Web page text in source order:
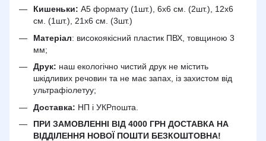
Кишеньки: А5 формату (1шт.), 6х6 см. (2шт.), 12х6
см. (1шт.), 21х6 см. (3шт.)
Матеріал: високоякісний пластик ПВХ, товщиною 3
мм;
Друк: наш екологічно чистий друк не містить
шкідливих речовин та не має запах, із захистом від
ультрафіолетуу;
Доставка: НП і УКРпошта.
ПРИ ЗАМОВЛЕННІ ВІД 4000 ГРН ДОСТАВКА НА
ВІДДІЛЕННЯ НОВОЇ ПОШТИ БЕЗКОШТОВНА!